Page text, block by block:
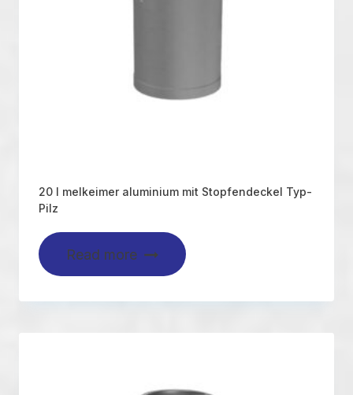
20 l melkeimer aluminium mit Stopfendeckel Typ-
Pilz
Read more